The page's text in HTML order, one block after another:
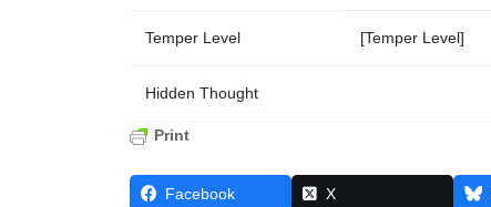
Temper Level [Temper Level]
Hidden Thought
Print
Facebook X